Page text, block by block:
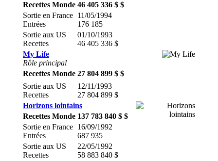
Recettes Monde 46 405 336 $ $
Sortie en France
Entrées
11/05/1994
176 185
Sortie aux US
Recettes
01/10/1993
46 405 336 $
My Life
Rôle principal
Recettes Monde 27 804 899 $ $
Sortie aux US
Recettes
12/11/1993
27 804 899 $
Horizons lointains
Recettes Monde 137 783 840 $ $
Sortie en France
Entrées
16/09/1992
687 935
Sortie aux US
Recettes
22/05/1992
58 883 840 $